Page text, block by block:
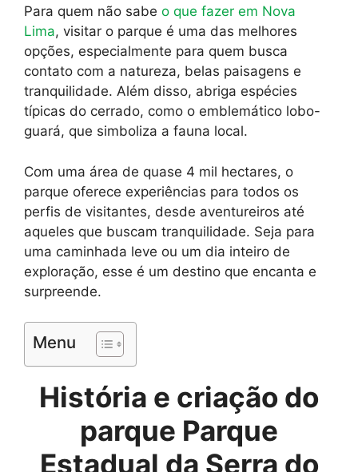
Para quem não sabe o que fazer em Nova
Lima, visitar o parque é uma das melhores
opções, especialmente para quem busca
contato com a natureza, belas paisagens e
tranquilidade. Além disso, abriga espécies
típicas do cerrado, como o emblemático lobo-
guará, que simboliza a fauna local.
Com uma área de quase 4 mil hectares, o
parque oferece experiências para todos os
perfis de visitantes, desde aventureiros até
aqueles que buscam tranquilidade. Seja para
uma caminhada leve ou um dia inteiro de
exploração, esse é um destino que encanta e
surpreende.
Menu
História e criação do
parque Parque
Estadual da Serra do